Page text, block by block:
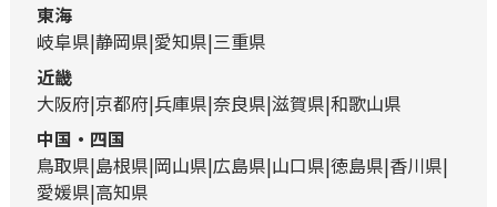
東海
岐阜県 静岡県 愛知県 三重県
近畿
大阪府 京都府 兵庫県 奈良県 滋賀県 和歌山県
中国・四国
鳥取県 島根県 岡山県 広島県 山口県 徳島県 香川県
愛媛県 高知県